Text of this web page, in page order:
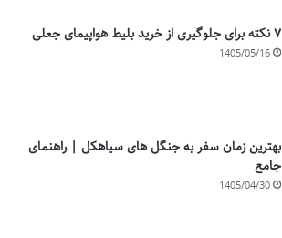
۷ نکته برای جلوگیری از خرید بلیط هواپیمای جعلی
1405/05/16
بهترین زمان سفر به جنگل های سیاهکل | راهنمای
جامع
1405/04/30